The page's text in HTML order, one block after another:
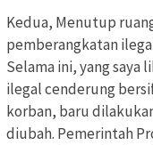
Kedua, Menutup
pemberangkatan
Selama ini, yang
ilegal cenderung
korban, baru
diubah. Pemerintah